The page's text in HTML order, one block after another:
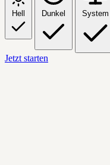
Hell Dunkel System
Jetzt starten